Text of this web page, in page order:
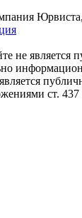
Юрвиста,
не является
ст.